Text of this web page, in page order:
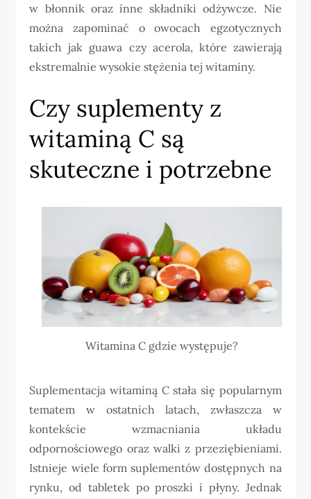
w błonnik oraz inne składniki odżywcze. Nie
można zapominać o owocach egzotycznych
takich jak guawa czy acerola, które zawierają
ekstremalnie wysokie stężenia tej witaminy.
Czy suplementy z
witaminą C są
skuteczne i potrzebne
Witamina C gdzie występuje?
Suplementacja witaminą C stała się popularnym
tematem w ostatnich latach, zwłaszcza w
kontekście wzmacniania układu
odpornościowego oraz walki z przeziębieniami.
Istnieje wiele form suplementów dostępnych na
rynku, od tabletek po proszki i płyny. Jednak